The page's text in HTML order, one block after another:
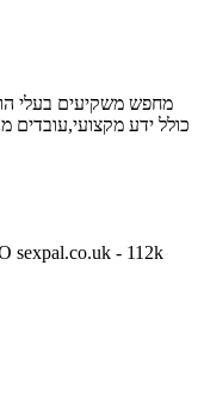
כולל ידע מקצועי,עובדים